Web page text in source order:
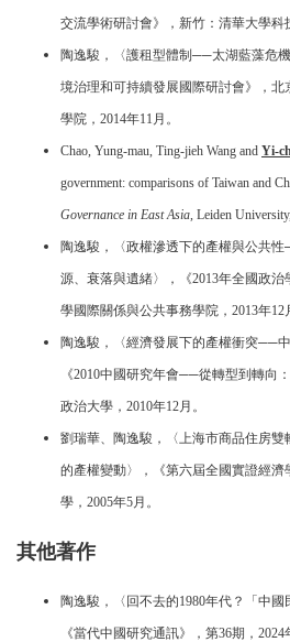
交流學術研討會》，新竹：清華大學科
陶逸駿，〈護租型體制──太湖藍藻危
境治理和可持續發展國際研討會》，
學院，2014年11月。
Chao, Yung-mau, Ting-jieh Wang and Yi-
government: comparisons of Taiwan and
Governance in East Asia , Leiden
陶逸駿，〈政權滲透下的產權與公共
源、衰落與遺緒〉，《2013年全國政
學國際關係與公共事務學院，2013年12
陶逸駿，〈經濟發展下的產權衝突──
《2010中國研究年會──從轉型到轉向
政治大學，2010年12月。
劉瑞華、陶逸駿，〈上海市商品住房
的產權變動〉，《第六屆全國實證經
學，2005年5月。
其他著作
陶逸駿，〈回不去的1980年代？「中國
《當代中國研究通訊》，第36期，2024